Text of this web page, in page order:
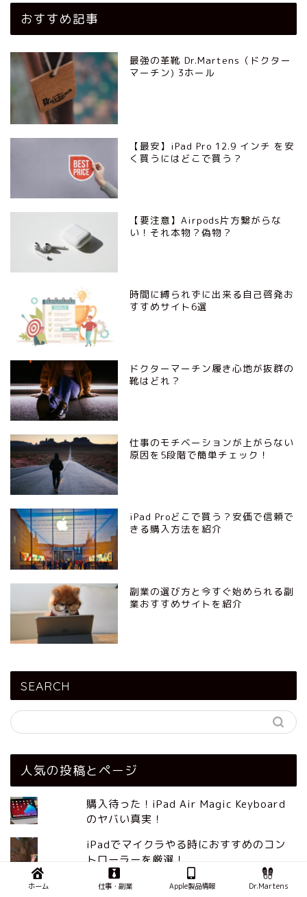
おすすめ記事
最強の革靴 Dr.Martens（ドクター
マーチン) 3ホール
【最安】iPad Pro 12.9 インチ を安
く買うにはどこで買う？
【要注意】Airpods片方繋がらな
い！それ本物？偽物？
時間に縛られずに出来る自己啓発お
すすめサイト6選
ドクターマーチン履き心地が抜群の
靴はどれ？
仕事のモチベーションが上がらない
原因を5段階で簡単チェック！
iPad Proどこで買う？安価で信頼で
きる購入方法を紹介
副業の選び方と今すぐ始められる副
業おすすめサイトを紹介
SEARCH
人気の投稿とページ
購入待った！iPad Air Magic Keyboard
のヤバい真実！
iPadでマイクラやる時におすすめのコン
トローラーを厳選！
iPadでGAS(Google App Script)を使う
ホーム 仕事・副業 Apple製品情報 Dr.Martens